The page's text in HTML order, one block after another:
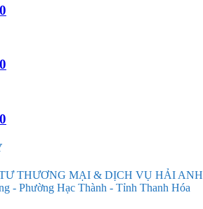
THƯƠNG MẠI & DỊCH VỤ HẢI ANH
- Phường Hạc Thành - Tỉnh Thanh Hóa